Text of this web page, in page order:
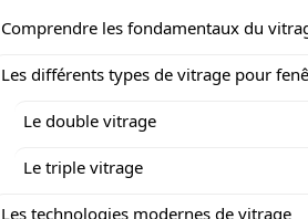
Comprendre les fondamentaux du
Les différents types de vitrage pour
Le double vitrage
Le triple vitrage
Les technologies modernes de vitrage